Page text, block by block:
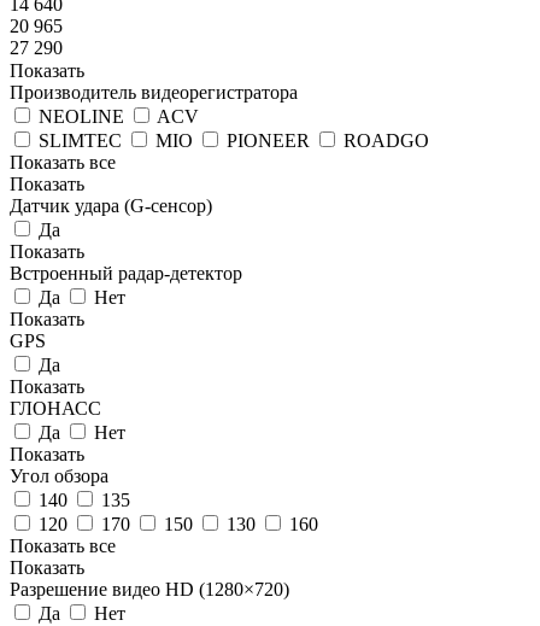
20 965
27 290
Показать
Производитель видеорегистратора
NEOLINE
ACV
SLIMTEC
MIO PIONEER
ROADGO
Показать все
Показать
Датчик удара (G-сенсор)
Да
Показать
Встроенный радар-детектор
Да
Нет
Показать
GPS
Да
Показать
ГЛОНАСС
Да
Нет
Показать
Угол обзора
140
135
120
170 150 130
160
Показать все
Показать
Разрешение видео HD (1280×720)
Да
Нет